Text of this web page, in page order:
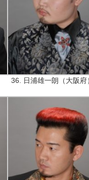
36. 日浦雄一朗（大阪府